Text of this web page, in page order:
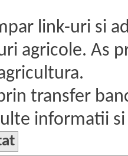
link-uri si
agricole. As
transfer
informatii